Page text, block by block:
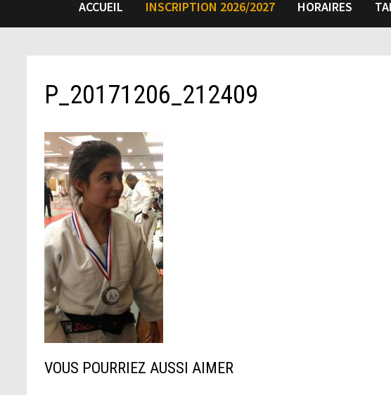
ACCUEIL INSCRIPTION 2026/2027 HORAIRES
P_20171206_212409
VOUS POURRIEZ AUSSI AIMER